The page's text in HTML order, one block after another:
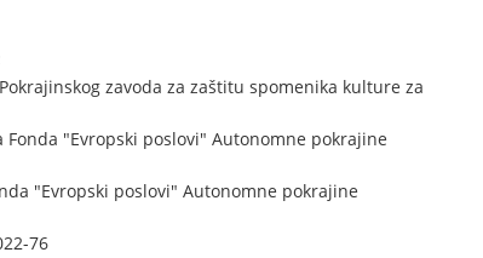
zavoda za zaštitu spomenika kulture za
"Evropski poslovi" Autonomne pokrajine
"Evropski poslovi" Autonomne pokrajine
76